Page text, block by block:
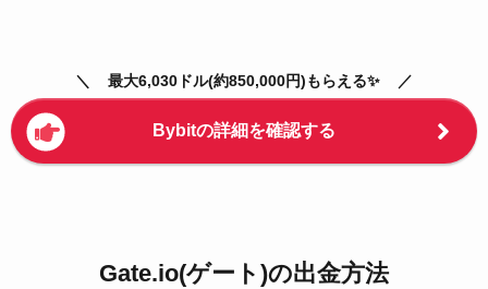
最大6,030ドル(約850,000円)もらえる✨
Bybitの詳細を確認する
Gate.io(ゲート)の出金方法